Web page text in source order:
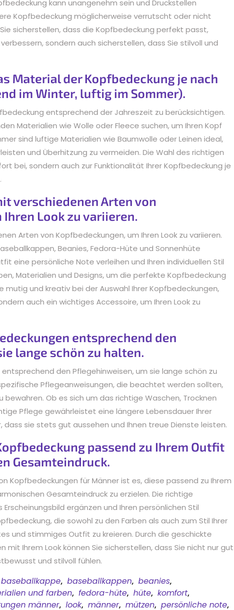
kann unangenehm sein und Druckstellen
Kopfbedeckung möglicherweise verrutscht oder nicht
sicherstellen, dass die Kopfbedeckung perfekt passt,
sondern auch sicherstellen, dass Sie stilvoll und
Material der Kopfbedeckung je nach
im Winter, luftig im Sommer).
entsprechend der Jahreszeit zu berücksichtigen.
Materialien wie Wolle oder Fleece suchen, um Ihren Kopf
sind luftige Materialien wie Baumwolle oder Leinen ideal,
und Überhitzung zu vermeiden. Die Wahl des richtigen
bei, sondern auch zur Funktionalität Ihrer Kopfbedeckung je
verschiedenen Arten von
Look zu variieren.
Arten von Kopfbedeckungen, um Ihren Look zu variieren.
Beanies, Fedora-Hüte und Sonnenhüte
eine persönliche Note verleihen und Ihren individuellen Stil
Materialien und Designs, um die perfekte Kopfbedeckung
mutig und kreativ bei der Auswahl Ihrer Kopfbedeckungen,
auch ein wichtiges Accessoire, um Ihren Look zu
entsprechend den
lange schön zu halten.
den Pflegehinweisen, um sie lange schön zu
Pflegeanweisungen, die beachtet werden sollten,
bewahren. Ob es sich um das richtige Waschen, Trocknen
Pflege gewährleistet eine längere Lebensdauer Ihrer
sie stets gut aussehen und Ihnen treue Dienste leisten.
passend zu Ihrem Outfit
Gesamteindruck.
Kopfbedeckungen für Männer ist es, diese passend zu Ihrem
Gesamteindruck zu erzielen. Die richtige
ergänzen und Ihren persönlichen Stil
die sowohl zu den Farben als auch zum Stil Ihrer
und stimmiges Outfit zu kreieren. Durch die geschickte
mit Ihrem Look können Sie sicherstellen, dass Sie nicht nur gut
und stilvoll fühlen.
baseballkappe, baseballkappen, beanies,
und farben, fedora-hüte, hüte, komfort,
männer, look, männer, mützen, persönliche note,